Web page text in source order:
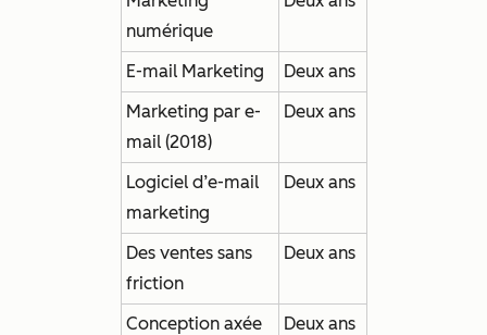
numérique
E-mail Marketing
Deux ans
Marketing par e-
mail (2018)
Deux ans
Logiciel d’e-mail
marketing
Deux ans
Des ventes sans
friction
Deux ans
Conception axée
Deux ans